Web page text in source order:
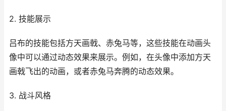
2. 技能展示
吕布的技能包括方天画戟、赤兔马等，这些技能在动画头
像中可以通过动态效果来展示。例如，在头像中添加方天
画戟飞出的动画，或者赤兔马奔腾的动态效果。
3. 战斗风格